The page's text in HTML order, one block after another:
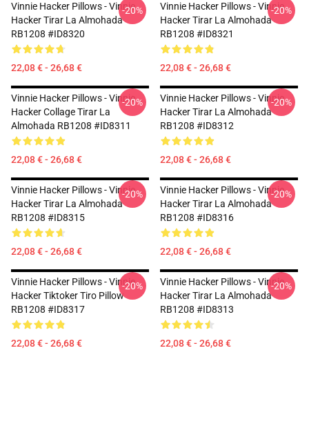
Vinnie Hacker Pillows - Vinnie
Hacker Tirar La Almohada
RB1208 #ID8320
22,08 € - 26,68 €
-20%
Vinnie Hacker Pillows - Vinnie
Hacker Tirar La Almohada
RB1208 #ID8321
22,08 € - 26,68 €
-20%
Vinnie Hacker Pillows - Vinnie
Hacker Collage Tirar La
Almohada RB1208 #ID8311
22,08 € - 26,68 €
-20%
Vinnie Hacker Pillows - Vinnie
Hacker Tirar La Almohada
RB1208 #ID8312
22,08 € - 26,68 €
-20%
Vinnie Hacker Pillows - Vinnie
Hacker Tirar La Almohada
RB1208 #ID8315
22,08 € - 26,68 €
-20%
Vinnie Hacker Pillows - Vinnie
Hacker Tirar La Almohada
RB1208 #ID8316
22,08 € - 26,68 €
-20%
Vinnie Hacker Pillows - Vinnie
Hacker Tiktoker Tiro Pillow
RB1208 #ID8317
22,08 € - 26,68 €
-20%
Vinnie Hacker Pillows - Vinnie
Hacker Tirar La Almohada
RB1208 #ID8313
22,08 € - 26,68 €
-20%